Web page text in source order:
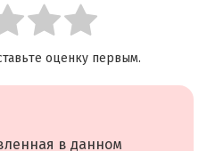
оценку первым.
в данном